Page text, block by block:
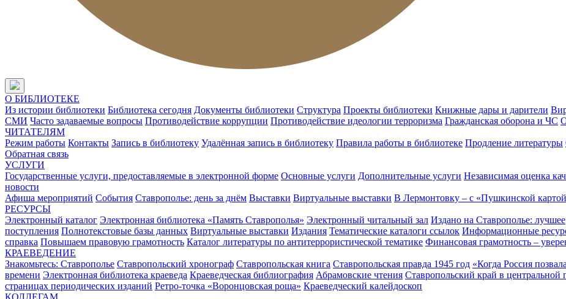
О БИБЛИОТЕКЕ
Из истории библиотеки Библиотека сегодня Документы библиотеки Структура Проекты библиотеки Книжные дары и дарители
СМИ Часто задаваемые вопросы Противодействие коррупции Противодействие идеологии терроризма Гражданская оборона и ЧС
ЧИТАТЕЛЯМ
Режим работы Контакты Запись в библиотеку Удалённая запись в библиотеку Правила работы в библиотеке Продление литературы
Обратная связь
УСЛУГИ
Государственные услуги, предоставляемые в электронной форме Основные услуги Дополнительные услуги Независимая оценка
новости
Афиша мероприятий События Ставрополье: день за днём Выставки Виртуальные выставки В Лермонтовку – с «Пушкинской
РЕСУРСЫ
Электронный каталог Электронная библиотека «Память Ставрополья» Электронный читальный зал Издано на Ставрополье: лучшее
поступления Полнотекстовые базы данных Виртуальные выставки Издания Тематические каталоги ссылок Информационные
справка Повышаем правовую грамотность Каталог литературы по антитеррористической тематике Финансовая грамотность –
КРАЕВЕДЕНИЕ
Знакомьтесь: Ставрополье Ставропольский хронограф Ставропольская книга Ставропольская правда 1945 год «Когда Россия
времени Электронная библиотека краеведа Краеведческая библиография Абрамовские чтения Ставропольский край в центральной
страницах периодических изданий Ретро-точка «Воронцовская роща» Краеведческий калейдоскоп
КОЛЛЕГАМ